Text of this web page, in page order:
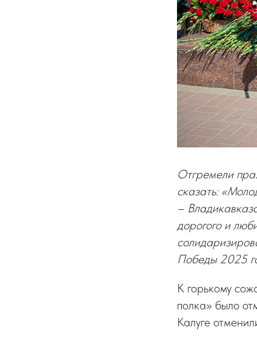
Отгремели
сказать:
–
дорогого и
Победы 2025
К горькому
полка» было
Калуге